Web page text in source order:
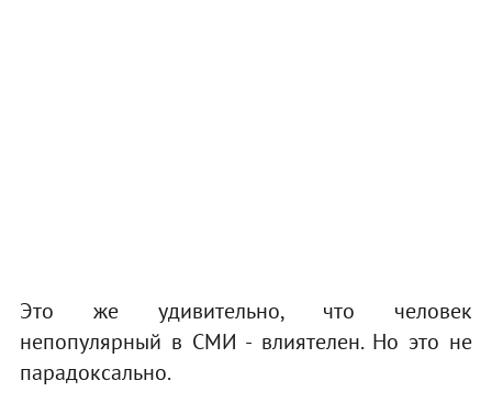
Это же удивительно, что человек
непопулярный в СМИ - влиятелен. Но это не
парадоксально.